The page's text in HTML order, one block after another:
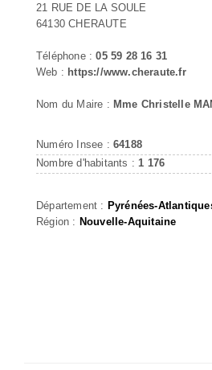
21 RUE DE LA SOULE
64130 CHERAUTE
Téléphone :05 59 28 16 31
Web : https://www.cheraute.fr
Nom du Maire : Mme Christelle
Numéro Insee : 64188
Nombre d'habitants : 1 176
Département : Pyrénées-
Région : Nouvelle-Aquitaine